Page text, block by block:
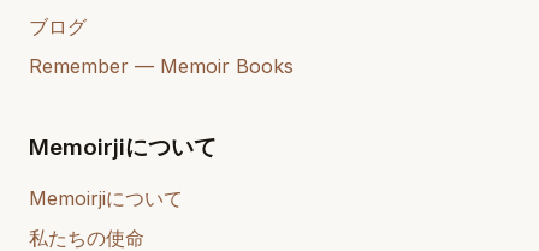
ブログ
Remember — Memoir Books
Memoirjiについて
Memoirjiについて
私たちの使命